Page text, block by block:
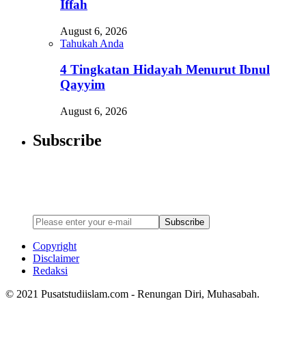
Iffah
August 6, 2026
Tahukah Anda
4 Tingkatan Hidayah Menurut Ibnul
Qayyim
August 6, 2026
Subscribe
Subscribe
Copyright
Disclaimer
Redaksi
© 2021 Pusatstudiislam.com - Renungan Diri, Muhasabah.